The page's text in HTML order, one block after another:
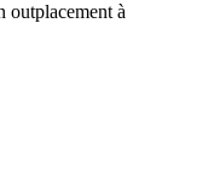
outplacement à